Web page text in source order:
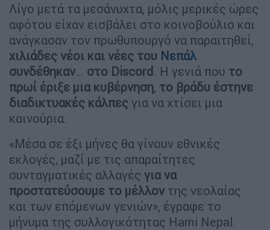
Λίγο μετά τα μεσάνυχτα, μόλις μερικές ώρες
αφότου είχαν εισβάλει στο κοινοβούλιο και
ανάγκασαν τον πρωθυπουργό να παραιτηθεί,
χιλιάδες νέοι και νέες του Νεπάλ
συνδέθηκαν… στο Discord . Η γενιά που το
πρωί έριξε μια κυβέρνηση, το βράδυ έστηνε
διαδικτυακές κάλπες για να χτίσει μια
καινούρια.
«Μέσα σε έξι μήνες θα γίνουν εθνικές
εκλογές, μαζί με τις απαραίτητες
συνταγματικές αλλαγές για να
προστατεύσουμε το μέλλον της νεολαίας
και των επόμενων γενιών», έγραφε το
μήνυμα της συλλογικότητας Hami Nepal.